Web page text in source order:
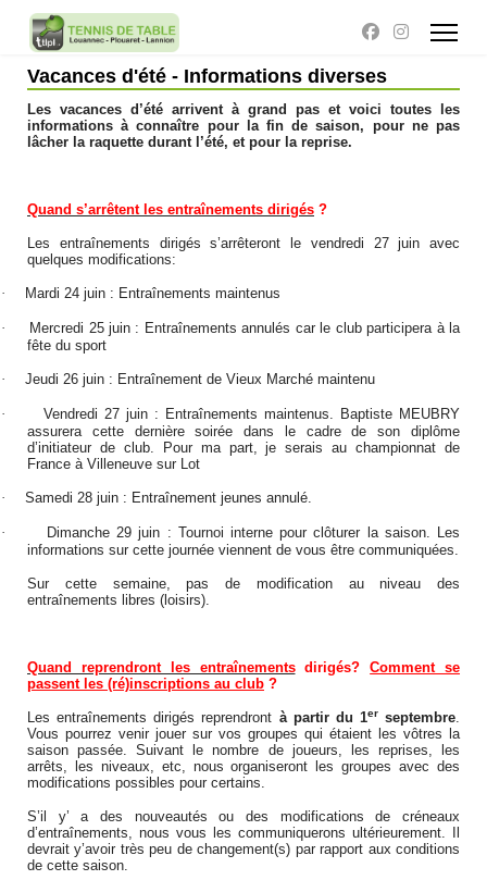
Vacances d'été - Informations diverses
Les vacances d’été arrivent à grand pas et voici toutes les
informations à connaître pour la fin de saison, pour ne pas
lâcher la raquette durant l’été, et pour la reprise.
Quand s’arrêtent les entraînements dirigés ?
Les entraînements dirigés s’arrêteront le vendredi 27 juin avec
quelques modifications:
· Mardi 24 juin : Entraînements maintenus
·
Mercredi 25 juin : Entraînements annulés car le club participera à la
fête du sport
· Jeudi 26 juin : Entraînement de Vieux Marché maintenu
·
Vendredi 27 juin : Entraînements maintenus. Baptiste MEUBRY
assurera cette dernière soirée dans le cadre de son diplôme
d’initiateur de club. Pour ma part, je serais au championnat de
France à Villeneuve sur Lot
· Samedi 28 juin : Entraînement jeunes annulé.
·
Dimanche 29 juin : Tournoi interne pour clôturer la saison. Les
informations sur cette journée viennent de vous être communiquées.
Sur cette semaine, pas de modification au niveau des
entraînements libres (loisirs).
Quand reprendront les entraînementsdirigés?Comment se
passent les (ré)inscriptions au club ?
Les entraînements dirigés reprendront à partir du 1erseptembre.
Vous pourrez venir jouer sur vos groupes qui étaient les vôtres la
saison passée. Suivant le nombre de joueurs, les reprises, les
arrêts, les niveaux, etc, nous organiseront les groupes avec des
modifications possibles pour certains.
S’il y’ a des nouveautés ou des modifications de créneaux
d’entraînements, nous vous les communiquerons ultérieurement. Il
devrait y’avoir très peu de changement(s) par rapport aux conditions
de cette saison.